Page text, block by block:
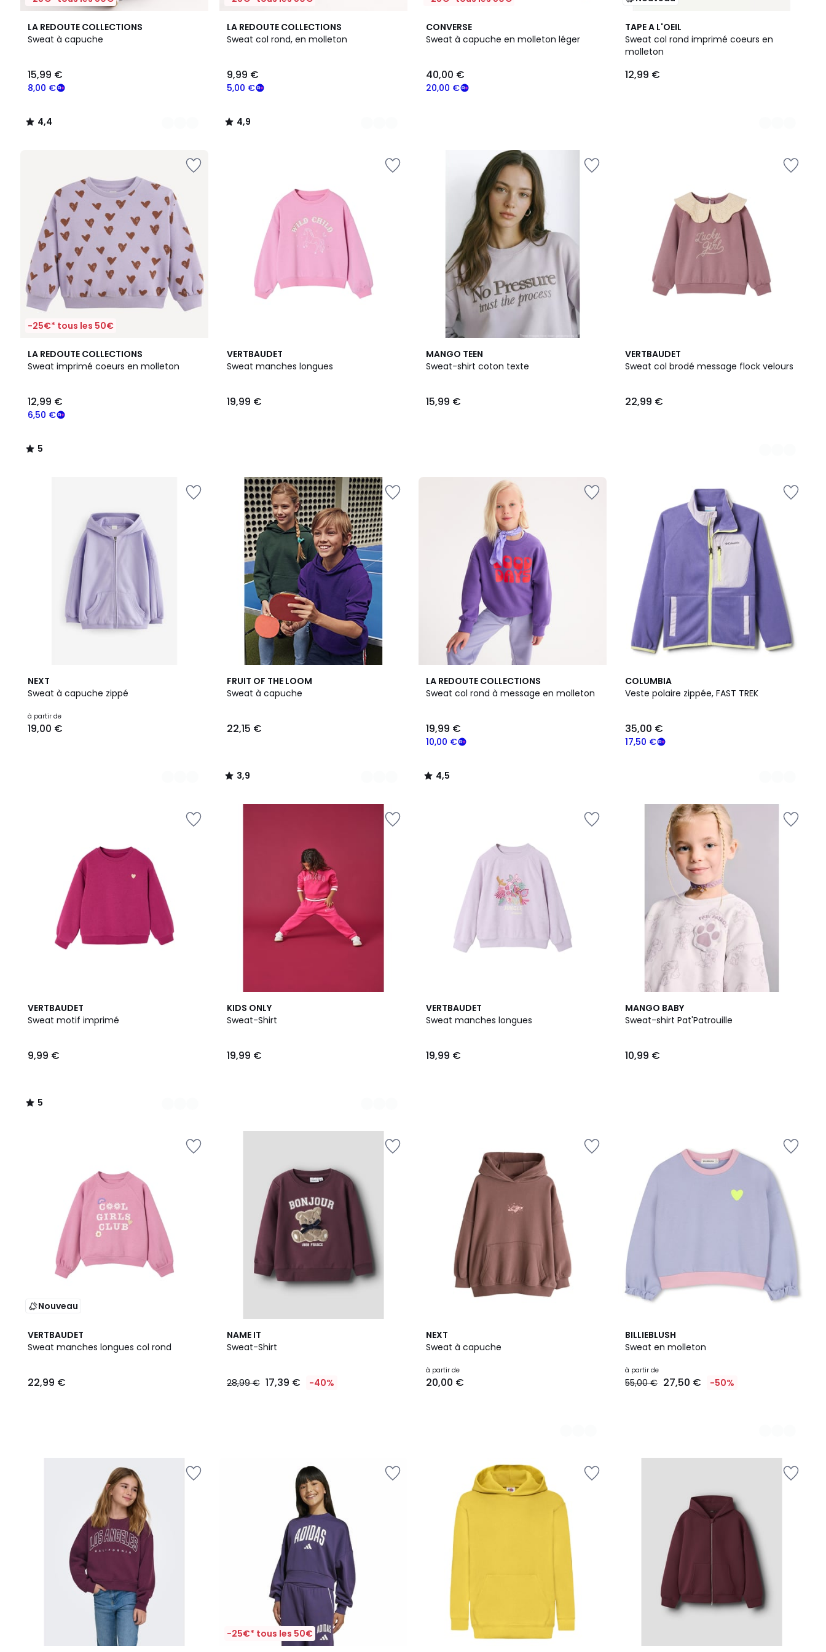
LA REDOUTE COLLECTIONS
Sweat à capuche
€
souscrivez
programme
8,00 €
15,99 €
4,4
/ 5
2
Couleurs
4,4
/
LA REDOUTE COLLECTIONS
Sweat col rond, en molleton
5,00 €
9,99 €
4,9
/ 5
6
Couleurs
4,9
/
CONVERSE
Sweat à capuche en molleton léger
20,00 €
40,00 €
TAPE A L'OEIL
Sweat col rond imprimé coeurs en
molleton
12,99 €
2
Couleurs
-25€* tous les 50€
LA REDOUTE COLLECTIONS
Sweat imprimé coeurs en molleton
6,50 €
12,99 €
5
/
5
/
VERTBAUDET
Sweat manches longues
19,99 €
MANGO TEEN
Sweat-shirt coton texte
15,99 €
VERTBAUDET
Sweat col brodé message flock velours
22,99 €
5
Couleurs
NEXT
Sweat à capuche zippé
à partir de
19,00 €
7
Couleurs
FRUIT OF THE LOOM
Sweat à capuche
22,15 €
3,9
/ 5
16
Couleurs
3,9
/
LA REDOUTE COLLECTIONS
Sweat col rond à message en molleton
10,00 €
19,99 €
4,5
/ 5
4,5
/
COLUMBIA
Veste polaire zippée, FAST TREK
17,50 €
35,00 €
3
Couleurs
VERTBAUDET
Sweat motif imprimé
9,99 €
5
/
4
Couleurs
5
/
KIDS ONLY
Sweat-Shirt
19,99 €
2
Couleurs
VERTBAUDET
Sweat manches longues
19,99 €
MANGO BABY
Sweat-shirt Pat'Patrouille
10,99 €
Nouveau
VERTBAUDET
Sweat manches longues col rond
22,99 €
NAME IT
Sweat-Shirt
28,99 € 17,39 € -40%
NEXT
Sweat à capuche
à partir de
20,00 €
5
Couleurs
BILLIEBLUSH
Sweat en molleton
à partir de
55,00 € 27,50 € -50%
2
Couleurs
-25€* tous les 50€